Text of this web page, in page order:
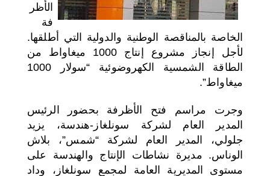
الأظر
فة
الخاصة بالمناقصة الوطنية والدولية التي أطلقها.
لأجل إنجاز مشروع إنتاج 1000 ميغاواط من
الطاقة الشمسية الكهروضوئية “سولار 1000
ميغاواط”.
وجرت مراسم فتح الأظرفة بحضور الرئيس
المدير العام لشركة سونلغاز-هندسة، يزيد
جلولي، المدير العام لشركة “شمس”، بلاش
الوناس. مديرة نشاطات الإنتاج والهندسة على
مستوى المديرية العامة لمجمع سونلغاز، وداد